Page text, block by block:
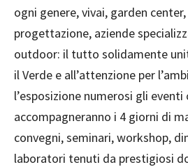
ogni genere, vivai, garden
progettazione, aziende
outdoor: il tutto solidamente
il Verde e all’attenzione per
l’esposizione numerosi gli eventi
accompagneranno i 4 giorni di
convegni, seminari, workshop,
laboratori tenuti da prestigiosi